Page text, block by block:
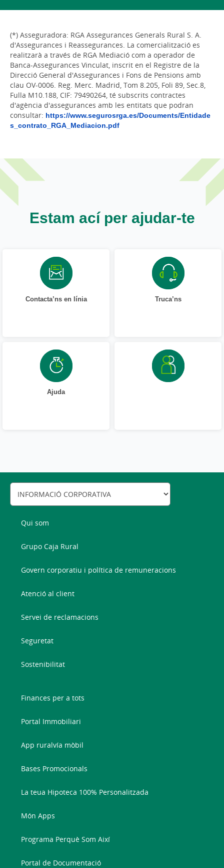
(*) Asseguradora: RGA Assegurances Generals Rural S. A.
d'Assegurances i Reassegurances. La comercialització es
realitzarà a través de RGA Mediació com a operador de
Banca-Assegurances Vinculat, inscrit en el Registre de la
Direcció General d'Assegurances i Fons de Pensions amb
clau OV-0006. Reg. Merc. Madrid, Tom 8.205, Foli 89, Sec.8,
Fulla M10.188, CIF: 79490264, té subscrits contractes
d'agència d'assegurances amb les entitats que podran
consultar: https://www.segurosrga.es/Documents/Entidade
s_contrato_RGA_Mediacion.pdf
Estam ací per ajudar-te
Contacta’ns en línia Truca’ns
Ajuda
Qui som
Grupo Caja Rural
Govern corporatiu i política de remuneracions
Atenció al client
Servei de reclamacions
Seguretat
Sostenibilitat
Finances per a tots
Portal Immobiliari
App ruralvía mòbil
Bases Promocionals
La teua Hipoteca 100% Personalitzada
Món Apps
Programa Perquè Som Així
Portal de Documentació